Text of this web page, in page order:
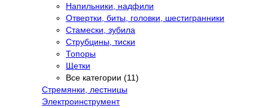
Напильники, надфили
Отвертки, биты, головки, шестигранники
Стамески, зубила
Струбцины, тиски
Топоры
Щетки
Все категории (11)
Стремянки, лестницы
Электроинструмент